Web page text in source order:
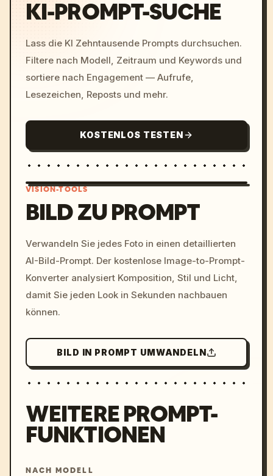
KI-PROMPT-SUCHE
Lass die KI Zehntausende Prompts durchsuchen.
Filtere nach Modell, Zeitraum und Keywords und
sortiere nach Engagement — Aufrufe,
Lesezeichen, Reposts und mehr.
KOSTENLOS TESTEN
c, cyberpunk sunset, neon
colors, 8k --v 6.0
VISION-TOOLS
BILD ZU PROMPT
Verwandeln Sie jedes Foto in einen detaillierten
AI-Bild-Prompt. Der kostenlose Image-to-Prompt-
Konverter analysiert Komposition, Stil und Licht,
damit Sie jeden Look in Sekunden nachbauen
können.
BILD IN PROMPT UMWANDELN
WEITERE PROMPT-
FUNKTIONEN
NACH MODELL